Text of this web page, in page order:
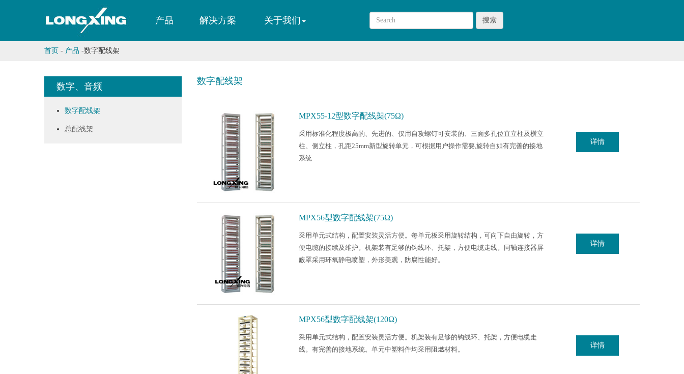
产品 解决方案 关于我们 搜索
首页 - 产品 -数字配线架
数字、音频
数字配线架
总配线架
数字配线架
MPX55-12型数字配线架(75Ω)
采用标准化程度极高的、先进的、仅用自攻螺钉可安装的、三面多孔位直立柱及横立
柱、侧立柱，孔距25mm新型旋转单元，可根据用户操作需要,旋转自如有完善的接地
系统
详情
MPX56型数字配线架(75Ω)
采用单元式结构，配置安装灵活方便。每单元板采用旋转结构，可向下自由旋转，方
便电缆的接续及维护。机架装有足够的钩线环、托架，方便电缆走线。同轴连接器屏
蔽罩采用环氧静电喷塑，外形美观，防腐性能好。
详情
MPX56型数字配线架(120Ω)
采用单元式结构，配置安装灵活方便。机架装有足够的钩线环、托架，方便电缆走
线。有完善的接地系统。单元中塑料件均采用阻燃材料。
详情